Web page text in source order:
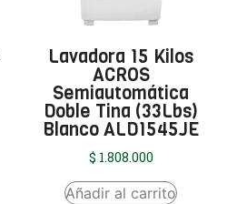
Lavadora 15 Kilos
ACROS
Semiautomática
Doble Tina (33Lbs)
Blanco ALD1545JE
$ 1.808.000
Añadir al carrito